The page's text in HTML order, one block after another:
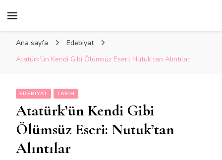
Ana sayfa
Edebiyat
Atatürk’ün Kendi Gibi Ölümsüz Eseri: Nutuk’tan Alıntılar
EDEBIYAT TARIH
Atatürk’ün Kendi Gibi
Ölümsüz Eseri: Nutuk’tan
Alıntılar